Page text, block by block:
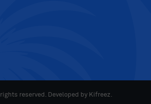
reserved. Developed by Kifreez.